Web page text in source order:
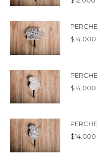
$14.000
$14.000
$14.000